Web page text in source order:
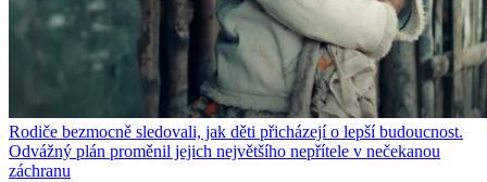
Rodiče bezmocně sledovali, jak děti přicházejí o lepší budoucnost.
Odvážný plán proměnil jejich největšího nepřítele v nečekanou
záchranu